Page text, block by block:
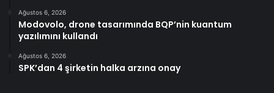
Ağustos 6, 2026
Modovolo, drone tasarımında BQP’nin kuantum
yazılımını kullandı
Ağustos 6, 2026
SPK’dan 4 şirketin halka arzına onay